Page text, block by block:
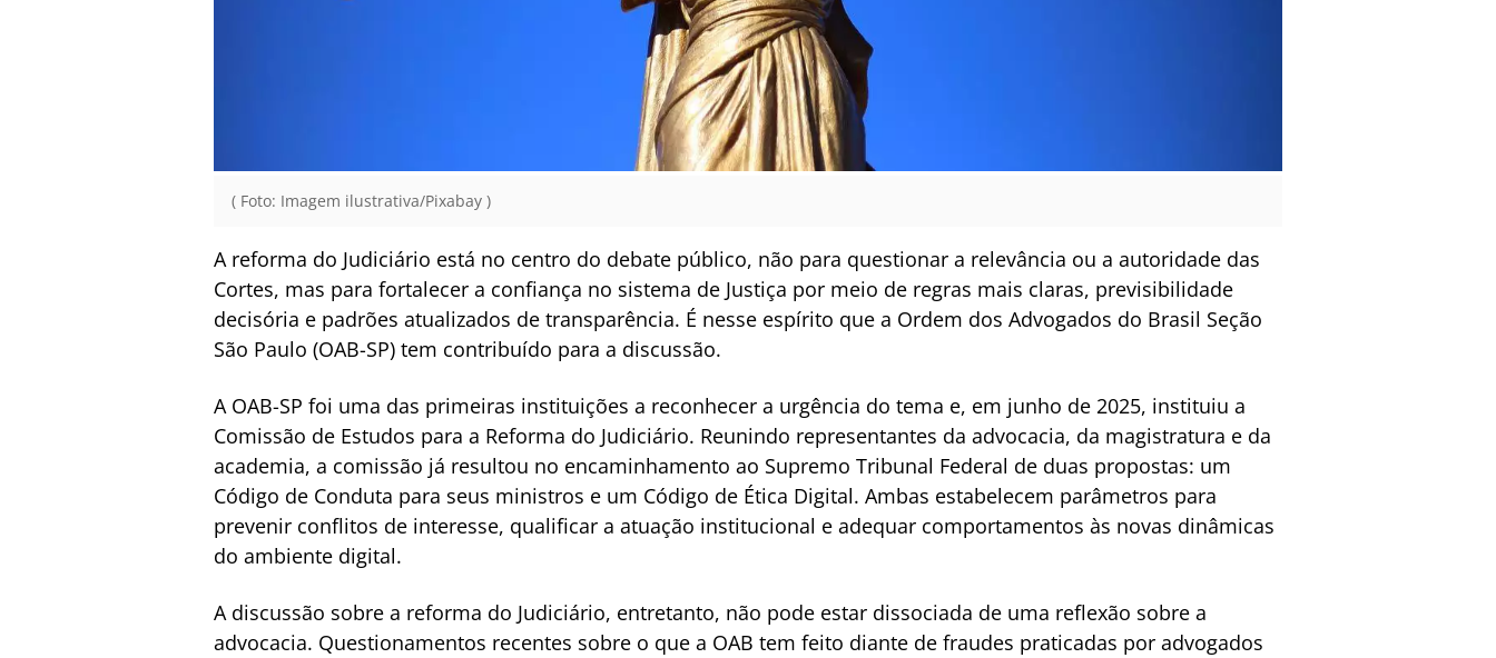
( Foto: Imagem ilustrativa/Pixabay )
A reforma do Judiciário está no centro do debate público, não para questionar a relevância ou a autoridade das
Cortes, mas para fortalecer a confiança no sistema de Justiça por meio de regras mais claras, previsibilidade
decisória e padrões atualizados de transparência. É nesse espírito que a Ordem dos Advogados do Brasil Seção
São Paulo (OAB-SP) tem contribuído para a discussão.
A OAB-SP foi uma das primeiras instituições a reconhecer a urgência do tema e, em junho de 2025, instituiu a
Comissão de Estudos para a Reforma do Judiciário. Reunindo representantes da advocacia, da magistratura e da
academia, a comissão já resultou no encaminhamento ao Supremo Tribunal Federal de duas propostas: um
Código de Conduta para seus ministros e um Código de Ética Digital. Ambas estabelecem parâmetros para
prevenir conflitos de interesse, qualificar a atuação institucional e adequar comportamentos às novas dinâmicas
do ambiente digital.
A discussão sobre a reforma do Judiciário, entretanto, não pode estar dissociada de uma reflexão sobre a
advocacia. Questionamentos recentes sobre o que a OAB tem feito diante de fraudes praticadas por advogados